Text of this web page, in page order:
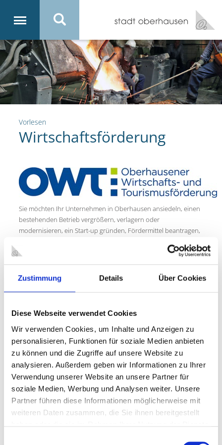
Zustimmung Details Über Cookies
Diese Webseite verwendet Cookies
Wir verwenden Cookies, um Inhalte und Anzeigen zu
personalisieren, Funktionen für soziale Medien anbieten
zu können und die Zugriffe auf unsere Website zu
analysieren. Außerdem geben wir Informationen zu Ihrer
Verwendung unserer Website an unsere Partner für
soziale Medien, Werbung und Analysen weiter. Unsere
Partner führen diese Informationen möglicherweise mit
weiteren Daten zusammen, die Sie ihnen bereitgestellt
Vorlesen
Wirtschaftsförderung
Sie möchten Ihr Unternehmen in Oberhausen ansiedeln, einen
bestehenden Betrieb vergrößern, verlagern oder
modernisieren, ein Start-up gründen, Fördermittel beantragen,
Oberhausen hat jede Menge Platz und den richtigen Raum für
Ihre Pläne, die Die Oberhausener Wirtschafts- und
Tourismusförderung vermittelt Kontakte, entwickelt Konzepte,
gibt Starthilfe und ist mit ihrem Mitarbeiterteam an Ihrer Seite.
Videos laden?
diese sehen möchten, bitten wir Sie um Ihre Zustimmung. Wenn
Sie zustimmen, werden personenbezogene Daten an den
Betreiber von Youtube gesendet und Cookies gesetzt. Es ist
möglich, dass Youtube Ihren Zugriff speichert und Ihr Verhalten
analysiert. Die Datenschutzerklärung von Youtube finden Sie
unter: https://policies.google.com/privacy